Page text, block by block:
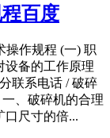
百度
操作规程 (一) 职
设备的工作原理
联系电话 / 破碎
、破碎机的合理
口尺寸的倍...